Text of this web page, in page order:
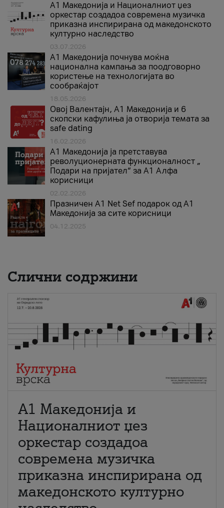
А1 Македонија и Националниот џез
оркестар создадоа современа музичка
приказна инспирирана од македонското
културно наследство
03.07.2026
A1 Македонија почнува моќна
национална кампања за поодговорно
користење на технологијата во
сообраќајот
18.05.2026
Овој Валентајн, A1 Македонија и 6
скопски кафулиња ја отворија темата за
safe dating
16.02.2026
А1 Македонија ја претставува
револуционерната функционалност „
Подари на пријател“ за А1 Алфа
корисници
02.02.2026
Празничен A1 Net Sеf подарок од А1
Македонија за сите корисници
04.12.2025
Слични содржини
А1 Македонија и
Националниот џез
оркестар создадоа
современа музичка
приказна инспирирана од
македонското културно